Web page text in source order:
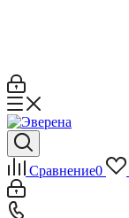
Сравнение0